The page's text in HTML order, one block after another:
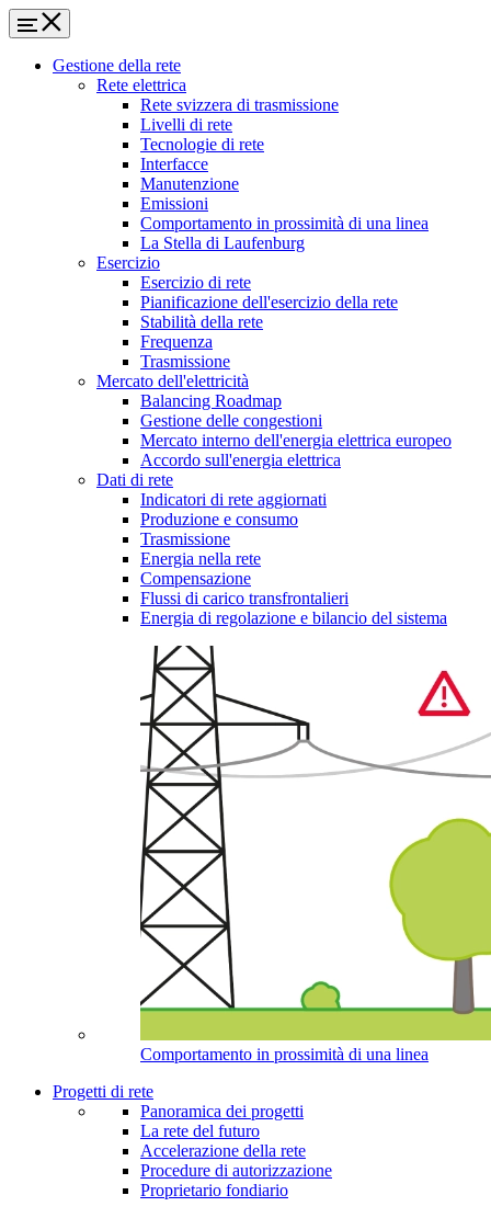
Gestione della rete
Rete elettrica
Rete svizzera di trasmissione
Livelli di rete
Tecnologie di rete
Interfacce
Manutenzione
Emissioni
Comportamento in prossimità di una linea
La Stella di Laufenburg
Esercizio
Esercizio di rete
Pianificazione dell'esercizio della rete
Stabilità della rete
Frequenza
Trasmissione
Mercato dell'elettricità
Balancing Roadmap
Gestione delle congestioni
Mercato interno dell'energia elettrica europeo
Accordo sull'energia elettrica
Dati di rete
Indicatori di rete aggiornati
Produzione e consumo
Trasmissione
Energia nella rete
Compensazione
Flussi di carico transfrontalieri
Energia di regolazione e bilancio del sistema
Comportamento in prossimità di una linea
Progetti di rete
Panoramica dei progetti
La rete del futuro
Accelerazione della rete
Procedure di autorizzazione
Proprietario fondiario